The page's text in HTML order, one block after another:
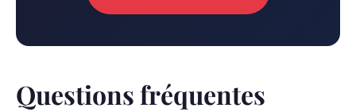
Questions fréquentes